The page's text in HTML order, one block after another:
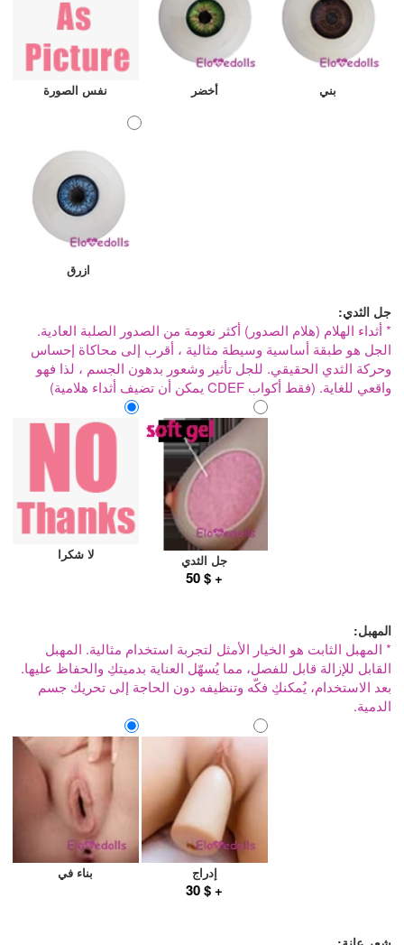
نفس الصورة أخضر بني
ازرق
جل الثدي:
* أثداء الهلام (هلام الصدور) أكثر نعومة من الصدور الصلبة العادية.
الجل هو طبقة أساسية وسيطة مثالية ، أقرب إلى محاكاة إحساس
وحركة الثدي الحقيقي. للجل تأثير وشعور بدهون الجسم ، لذا فهو
واقعي للغاية. (فقط أكواب CDEF يمكن أن تضيف أثداء هلامية)
لا شكرا جل الثدي
+ $ 50
المهبل:
* المهبل الثابت هو الخيار الأمثل لتجربة استخدام مثالية. المهبل
القابل للإزالة قابل للفصل، مما يُسهّل العناية بدميتكِ والحفاظ عليها.
بعد الاستخدام، يُمكنكِ فكّه وتنظيفه دون الحاجة إلى تحريك جسم
الدمية.
بناء في إدراج
+ $ 30